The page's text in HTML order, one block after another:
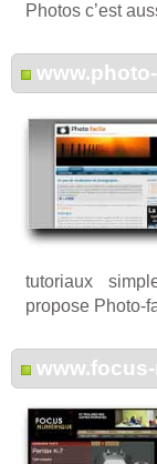
Photos c’est
tutoriaux
propose Photo-